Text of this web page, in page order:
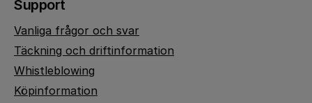
Support
Vanliga frågor och svar
Täckning och driftinformation
Whistleblowing
Köpinformation